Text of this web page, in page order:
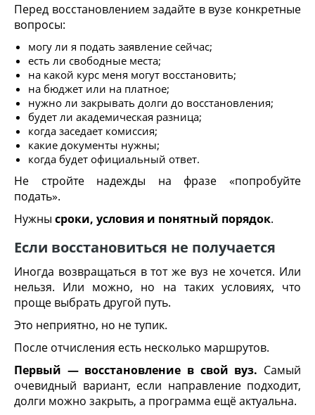
Перед восстановлением задайте в вузе конкретные
вопросы:
могу ли я подать заявление сейчас;
есть ли свободные места;
на какой курс меня могут восстановить;
на бюджет или на платное;
нужно ли закрывать долги до восстановления;
будет ли академическая разница;
когда заседает комиссия;
какие документы нужны;
когда будет официальный ответ.
Не стройте надежды на фразе «попробуйте
подать».
Нужны сроки, условия и понятный порядок.
Если восстановиться не получается
Иногда возвращаться в тот же вуз не хочется. Или
нельзя. Или можно, но на таких условиях, что
проще выбрать другой путь.
Это неприятно, но не тупик.
После отчисления есть несколько маршрутов.
Первый — восстановление в свой вуз. Самый
очевидный вариант, если направление подходит,
долги можно закрыть, а программа ещё актуальна.